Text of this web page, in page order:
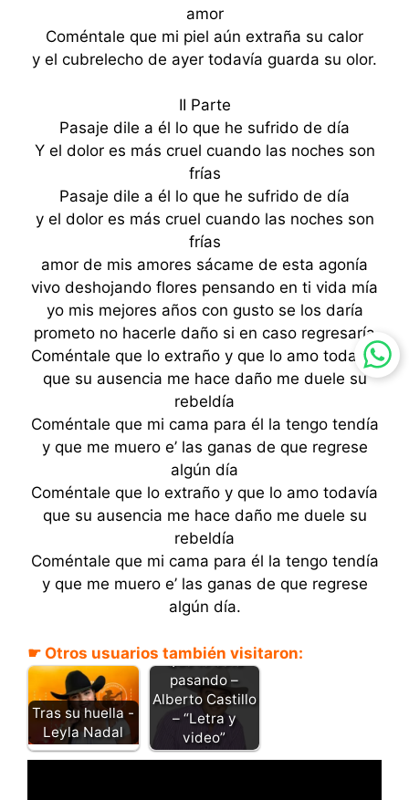
amor
Coméntale que mi piel aún extraña su calor
y el cubrelecho de ayer todavía guarda su olor.
II Parte
Pasaje dile a él lo que he sufrido de día
Y el dolor es más cruel cuando las noches son
frías
Pasaje dile a él lo que he sufrido de día
y el dolor es más cruel cuando las noches son
frías
amor de mis amores sácame de esta agonía
vivo deshojando flores pensando en ti vida mía
yo mis mejores años con gusto se los daría
prometo no hacerle daño si en caso regresaría
Coméntale que lo extraño y que lo amo todavía
que su ausencia me hace daño me duele su
rebeldía
Coméntale que mi cama para él la tengo tendía
y que me muero e’ las ganas de que regrese
algún día
Coméntale que lo extraño y que lo amo todavía
que su ausencia me hace daño me duele su
rebeldía
Coméntale que mi cama para él la tengo tendía
y que me muero e’ las ganas de que regrese
algún día.
☛ Otros usuarios también visitaron:
Tras su huella -
Leyla Nadal
Que te esta
pasando –
Alberto Castillo
– “Letra y
video”